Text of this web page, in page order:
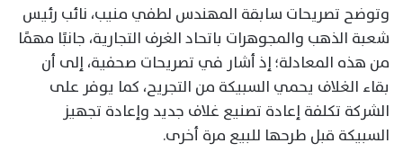
وتوضح تصريحات سابقة المهندس لطفي منيب، نائب رئيس
شعبة الذهب والمجوهرات باتحاد الغرف التجارية، جانبًا مهمًا
من هذه المعادلة؛ إذ أشار في تصريحات صحفية، إلى أن
بقاء الغلاف يحمي السبيكة من التجريح، كما يوفر على
الشركة تكلفة إعادة تصنيع غلاف جديد وإعادة تجهيز
السبيكة قبل طرحها للبيع مرة أخرى.